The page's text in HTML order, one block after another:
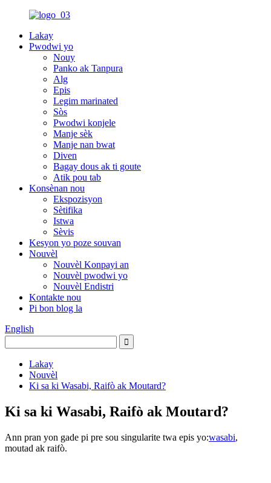
Lakay
Pwodwi yo
Nouy
Panko ak Tanpura
Alg
Epis
Legim marinated
Sòs
Pwodwi konjele
Manje sèk
Manje nan bwat
Diven
Bagay dous ak ti goute
Atik pou tab
Konsènan nou
Ekspozisyon
Sètifika
Istwa
Sèvis
Kesyon yo poze souvan
Nouvèl
Nouvèl Konpayi an
Nouvèl pwodwi yo
Nouvèl Endistri
Kontakte nou
Pi bon blog la
English
Lakay
Nouvèl
Ki sa ki Wasabi, Raifò ak Moutard?
Ki sa ki Wasabi, Raifò ak Moutard?
Ann pran yon gade pi pre sou singularite twa epis yo:wasabi,
moutad ak raifò.